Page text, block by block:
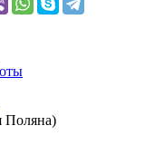
Поляна)